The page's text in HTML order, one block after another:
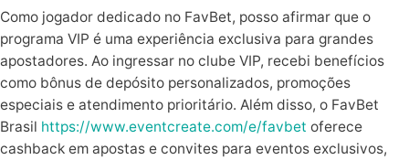
Como jogador dedicado no FavBet, posso afirmar que o
programa VIP é uma experiência exclusiva para grandes
apostadores. Ao ingressar no clube VIP, recebi benefícios
como bônus de depósito personalizados, promoções
especiais e atendimento prioritário. Além disso, o FavBet
Brasil https://www.eventcreate.com/e/favbet oferece
cashback em apostas e convites para eventos exclusivos,